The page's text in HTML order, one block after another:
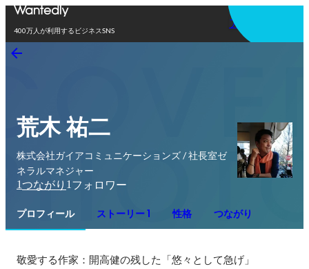
400万人が利用するビジネスSNS
アプリを使う
荒木 祐二
株式会社ガイアコミュニケーションズ / 社長室ゼ
ネラルマネジャー
1つながり 1 フォロワー
プロフィール ストーリー 1 性格 つながり
敬愛する作家：開高健の残した「悠々として急げ」